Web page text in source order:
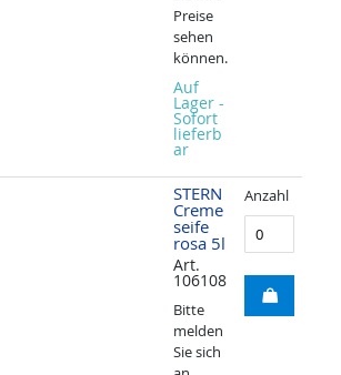
Preise
sehen
können.
Auf
Lager -
Sofort
lieferb
ar
STERN
Creme
seife
rosa 5l
Art.
106108
Bitte
melden
Sie sich
Anzahl